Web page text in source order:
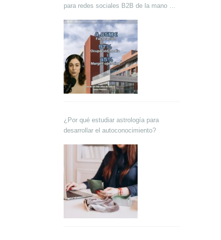
para redes sociales B2B de la mano de
¿Por qué estudiar astrología para
desarrollar el autoconocimiento?